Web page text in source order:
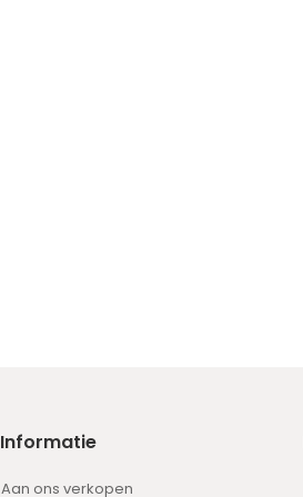
Informatie
Aan ons verkopen